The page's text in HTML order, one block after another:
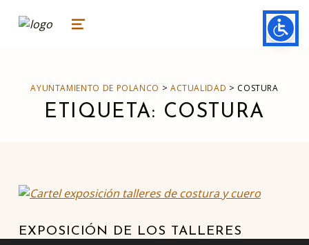
ayuntamiento de polanco
AYUNTAMIENTO DE POLANCO MENU
AYUNTAMIENTO DE POLANCO > ACTUALIDAD > COSTURA
ETIQUETA: COSTURA
EXPOSICIÓN DE LOS TALLERES